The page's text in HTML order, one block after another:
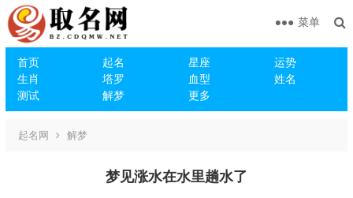
首页 起名 星座
运势
生肖
塔罗 血型
姓名
测试
解梦 更多
菜单
起名网 解梦
梦见涨水在水里趟水了